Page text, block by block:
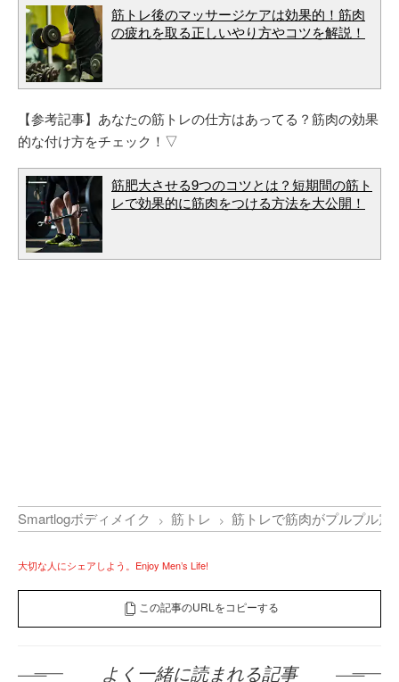
筋トレ後のマッサージケアは効果的！筋肉
の疲れを取る正しいやり方やコツを解説！
【参考記事】あなたの筋トレの仕方はあってる？筋肉の効果
的な付け方をチェック！▽
筋肥大させる9つのコツとは？短期間の筋ト
レで効果的に筋肉をつける方法を大公開！
Smartlogボディメイク 筋トレ 筋トレで筋肉がプルプル
大切な人にシェアしよう。Enjoy Men’s Life!
この記事のURLをコピーする
よく一緒に読まれる記事